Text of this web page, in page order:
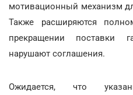
мотивационный механизм
Также расширяются
прекращении поставки
нарушают соглашения.
Ожидается, что